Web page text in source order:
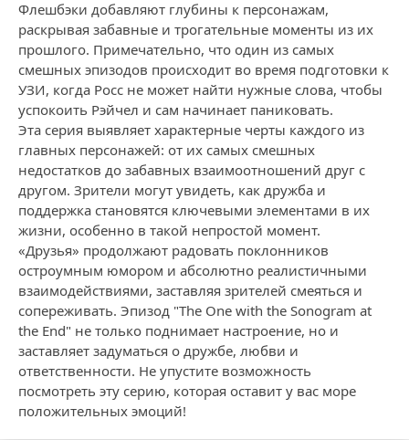
Флешбэки добавляют глубины к персонажам,
раскрывая забавные и трогательные моменты из их
прошлого. Примечательно, что один из самых
смешных эпизодов происходит во время подготовки к
УЗИ, когда Росс не может найти нужные слова, чтобы
успокоить Рэйчел и сам начинает паниковать.
Эта серия выявляет характерные черты каждого из
главных персонажей: от их самых смешных
недостатков до забавных взаимоотношений друг с
другом. Зрители могут увидеть, как дружба и
поддержка становятся ключевыми элементами в их
жизни, особенно в такой непростой момент.
«Друзья» продолжают радовать поклонников
остроумным юмором и абсолютно реалистичными
взаимодействиями, заставляя зрителей смеяться и
сопереживать. Эпизод "The One with the Sonogram at
the End" не только поднимает настроение, но и
заставляет задуматься о дружбе, любви и
ответственности. Не упустите возможность
посмотреть эту серию, которая оставит у вас море
положительных эмоций!